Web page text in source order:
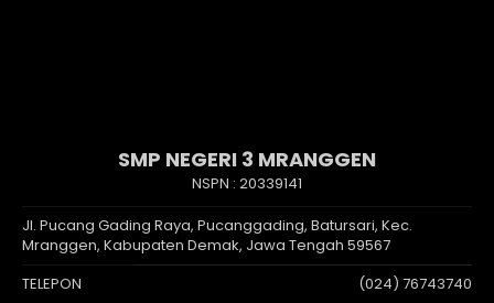
SMP NEGERI 3 MRANGGEN
NSPN : 20339141
Jl. Pucang Gading Raya, Pucanggading, Batursari, Kec.
Mranggen, Kabupaten Demak, Jawa Tengah 59567
TELEPON
(024) 76743740